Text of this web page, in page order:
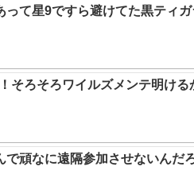
って星9ですら避けてた黒ティ
そろそろワイルズメンテ明け
で頑なに遠隔参加させないんだ